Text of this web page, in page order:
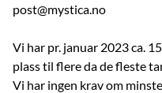
post@mystica.no
Vi har pr. januar 2023 ca.
plass til flere da de fleste
Vi har ingen krav om